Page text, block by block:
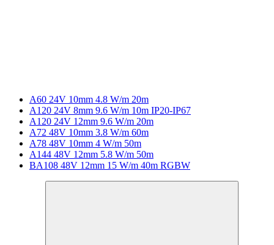
A60 24V 10mm 4.8 W/m 20m
A120 24V 8mm 9.6 W/m 10m IP20-IP67
A120 24V 12mm 9.6 W/m 20m
A72 48V 10mm 3.8 W/m 60m
A78 48V 10mm 4 W/m 50m
A144 48V 12mm 5.8 W/m 50m
BA108 48V 12mm 15 W/m 40m RGBW